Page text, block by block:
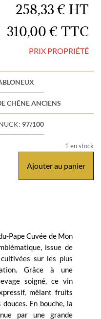
258,33€ HT
310,00€ TTC
PRIX PROPRIÉTÉ
CHÊNE ANCIENS
97/100
1 en stock
quantité
Chateauneuf
du
Pape
Cuvée
de
mon
Aïeul
2022
Ajouter au panier
Pape Cuvée de Mon
issue de
sur les plus
Grâce à une
soigné, ce vin
mêlant fruits
En bouche, la
par une grande